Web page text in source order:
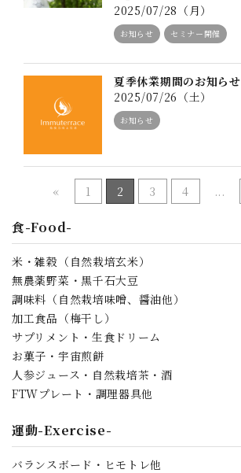
2025/07/28（月）
お知らせ セミナー開催
夏季休業期間のお知らせ
2025/07/26（土）
お知らせ
« 1 2 3 4 ...
食-Food-
米・雑穀（自然栽培玄米）
無農薬野菜・黒千石大豆
調味料（自然栽培味噌、醤油他）
加工食品（梅干し）
サプリメント・生食ドリーム
お菓子・宇宙煎餅
人参ジュース・自然栽培茶・酒
FTWプレート・調理器具他
運動-Exercise-
バランスボード・ヒモトレ他